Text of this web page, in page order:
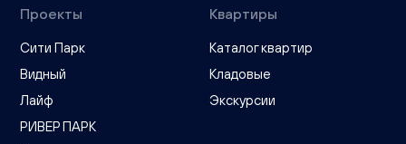
Проекты
Сити Парк
Видный
Лайф
РИВЕР ПАРК
Квартиры
Каталог квартир
Кладовые
Экскурсии